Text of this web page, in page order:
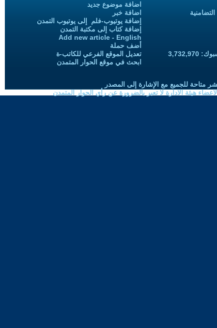
اضافة موضوع جديد
اضافة خبر
إضافة يوتيوب-فلم إلى يوتيوب التمدن
إضافة كتاب إلى مكتبة التمدن
Add new article - English
أضف حملة
تعديل الموقع الفرعي للكاتب-ة
ابحث في موقع الحوار المتمدن
متاحة للجميع مع الإشارة إلى المصدر
هيئة الادارة لا تعبر بالضرورة عن رأي الحوار المتمدن